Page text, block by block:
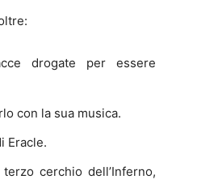
drogate per essere
con la sua musica.
Eracle.
cerchio dell’Inferno,